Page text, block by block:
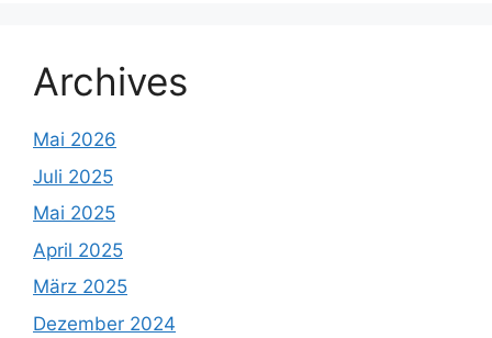
Archives
Mai 2026
Juli 2025
Mai 2025
April 2025
März 2025
Dezember 2024